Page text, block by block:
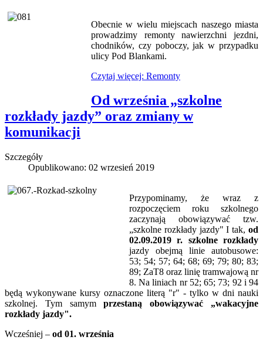
Obecnie w wielu miejscach naszego miasta
prowadzimy remonty nawierzchni jezdni,
chodników, czy poboczy, jak w przypadku
ulicy Pod Blankami.
Czytaj więcej: Remonty
Od września „szkolne
rozkłady jazdy” oraz zmiany w
komunikacji
Szczegóły
Opublikowano: 02 wrzesień 2019
Przypominamy, że wraz z
rozpoczęciem roku szkolnego
zaczynają obowiązywać tzw.
„szkolne rozkłady jazdy" I tak, od
02.09.2019 r. szkolne rozkłady
jazdy obejmą linie autobusowe:
53; 54; 57; 64; 68; 69; 79; 80; 83;
89; ZaT8 oraz linię tramwajową nr
8. Na liniach nr 52; 65; 73; 92 i 94
będą wykonywane kursy oznaczone literą "r" - tylko w dni nauki
szkolnej. Tym samymprzestaną obowiązywać „wakacyjne
rozkłady jazdy".
Wcześniej – od 01. września